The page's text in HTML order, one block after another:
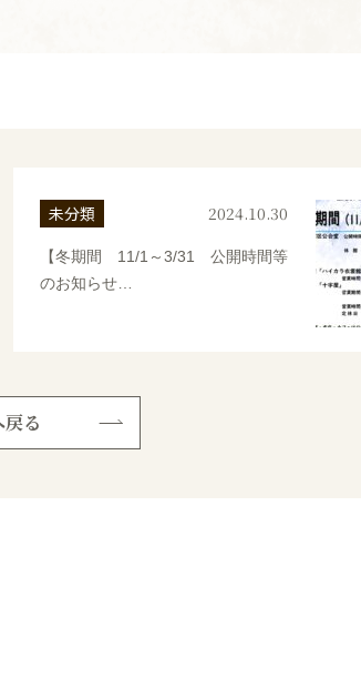
未分類 2024.10.30
【冬期間 11/1～3/31 公開時間等
のお知らせ…
る